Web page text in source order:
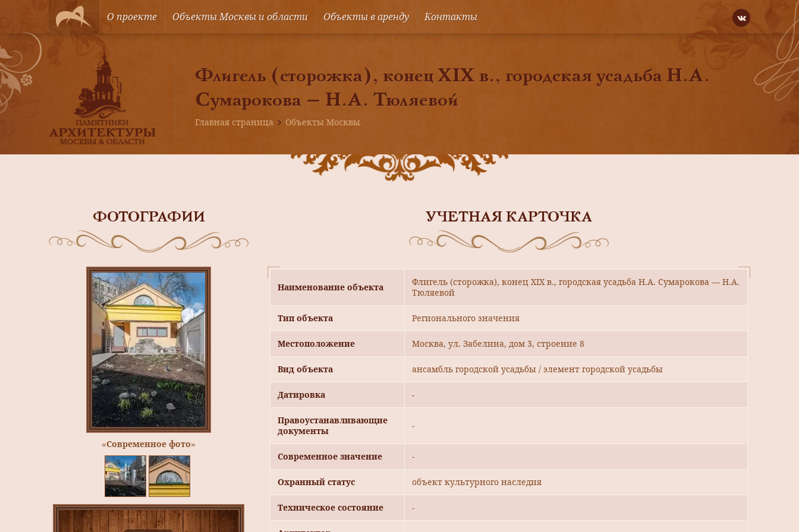
О проекте Объекты Москвы и области Объекты в аренду Контакты
Флигель (сторожка), конец XIX в., городская усадьба Н.А.
Сумарокова — Н.А. Тюляевой
Главная страница Объекты Москвы
ФОТОГРАФИИ
«Современное фото»
УЧЕТНАЯ КАРТОЧКА
Наименование объекта
Флигель (сторожка), конец XIX в., городская усадьба Н.А. Сумарокова — Н.А.
Тюляевой
Тип объекта Регионального значения
Местоположение Москва, ул. Забелина, дом 3, строение 8
Вид объекта ансамбль городской усадьбы / элемент городской усадьбы
Датировка -
Правоустанавливающие
документы
-
Современное значение -
Охранный статус объект культурного наследия
Техническое состояние -